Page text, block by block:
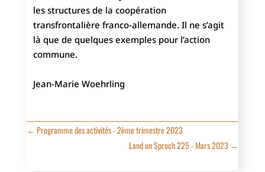
les structures de la coopération
transfrontalière franco-allemande. Il ne s’agit
là que de quelques exemples pour l’action
commune.
Jean-Marie Woehrling
← Programme des activités - 2ème trimestre 2023
Land un Sproch 225 - Mars 2023 →